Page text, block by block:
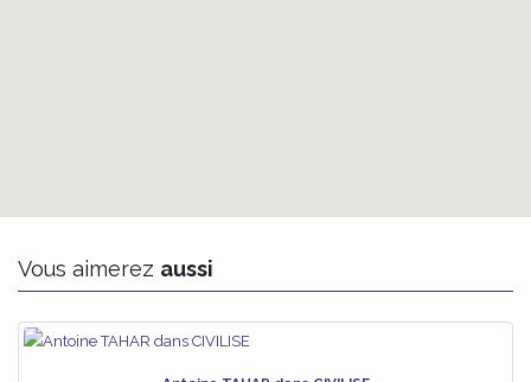
Vous aimerez aussi